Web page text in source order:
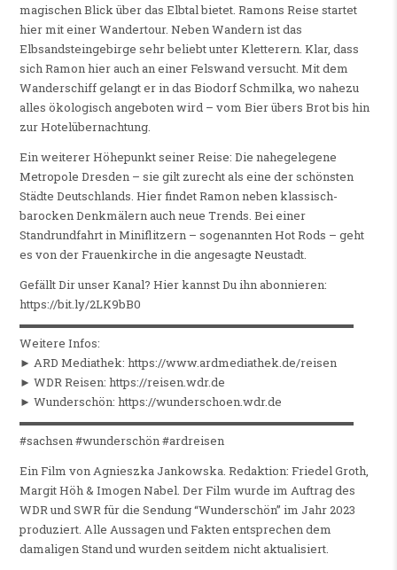
magischen Blick über das Elbtal bietet. Ramons Reise startet
hier mit einer Wandertour. Neben Wandern ist das
Elbsandsteingebirge sehr beliebt unter Kletterern. Klar, dass
sich Ramon hier auch an einer Felswand versucht. Mit dem
Wanderschiff gelangt er in das Biodorf Schmilka, wo nahezu
alles ökologisch angeboten wird – vom Bier übers Brot bis hin
zur Hotelübernachtung.
Ein weiterer Höhepunkt seiner Reise: Die nahegelegene
Metropole Dresden – sie gilt zurecht als eine der schönsten
Städte Deutschlands. Hier findet Ramon neben klassisch-
barocken Denkmälern auch neue Trends. Bei einer
Standrundfahrt in Miniflitzern – sogenannten Hot Rods – geht
es von der Frauenkirche in die angesagte Neustadt.
Gefällt Dir unser Kanal? Hier kannst Du ihn abonnieren:
https://bit.ly/2LK9bB0
▬▬▬▬▬▬▬▬▬▬▬▬▬▬▬▬▬▬▬▬▬▬▬▬▬▬▬▬▬
Weitere Infos:
► ARD Mediathek: https://www.ardmediathek.de/reisen
► WDR Reisen: https://reisen.wdr.de
► Wunderschön: https://wunderschoen.wdr.de
▬▬▬▬▬▬▬▬▬▬▬▬▬▬▬▬▬▬▬▬▬▬▬▬▬▬▬▬▬
#sachsen #wunderschön #ardreisen
Ein Film von Agnieszka Jankowska. Redaktion: Friedel Groth,
Margit Höh & Imogen Nabel. Der Film wurde im Auftrag des
WDR und SWR für die Sendung “Wunderschön” im Jahr 2023
produziert. Alle Aussagen und Fakten entsprechen dem
damaligen Stand und wurden seitdem nicht aktualisiert.